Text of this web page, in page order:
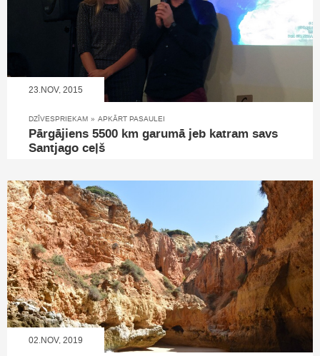
23.NOV, 2015
DZĪVESPRIEKAM » APKĀRT PASAULEI
Pārgājiens 5500 km garumā jeb katram savs
Santjago ceļš
02.NOV, 2019